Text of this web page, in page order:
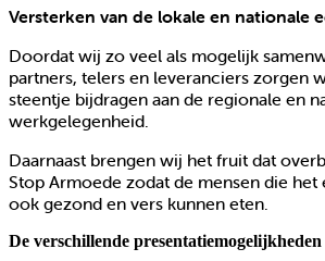
Versterken van de lokale en nationale
Doordat wij zo veel als mogelijk
partners, telers en leveranciers zorgen
steentje bijdragen aan de regionale en
werkgelegenheid.
Daarnaast brengen wij het fruit dat
Stop Armoede zodat de mensen die
ook gezond en vers kunnen eten.
De verschillende presentatiemogelijkheden